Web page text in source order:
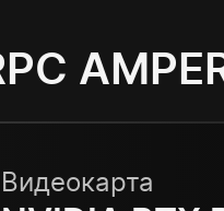
Видеокарта